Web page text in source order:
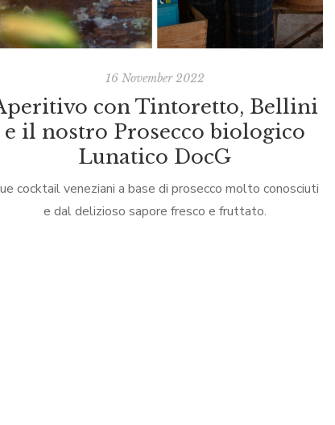
16 November 2022
con Tintoretto, Bellini
e il nostro Prosecco biologico
Lunatico DocG
cocktail veneziani a base di prosecco molto conosciuti
e dal delizioso sapore fresco e fruttato.